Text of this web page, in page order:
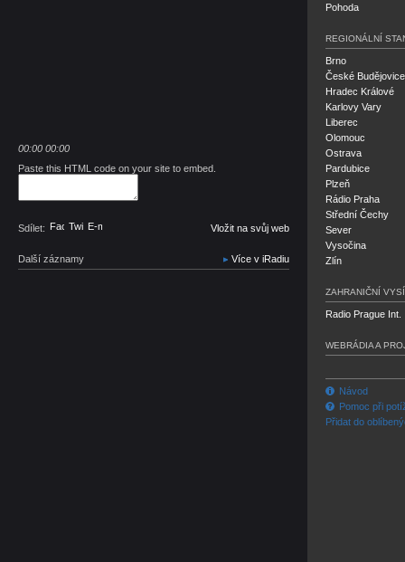
00:00 00:00
Paste this HTML code on your site to embed.
Sdílet: Facebook
TwitterE-mail Vložit na svůj web
Další záznamy Více v iRadiu
Pohoda
REGIONÁLNÍ
Brno
České Budějovice
Hradec Králové
Karlovy Vary
Liberec
Olomouc
Ostrava
Pardubice
Plzeň
Rádio Praha
Střední Čechy
Sever
Vysočina
Zlín
ZAHRANIČNÍ
Radio Prague Int.
WEBRÁDIA A
Návod
Pomoc při
Přidat do